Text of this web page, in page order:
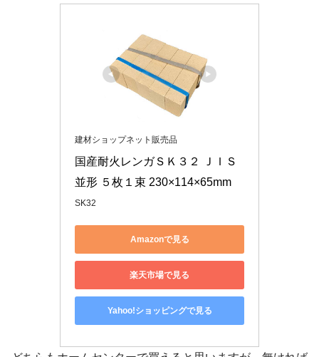
建材ショップネット販売品
国産耐火レンガＳＫ３２ ＪＩＳ
並形 ５枚１束 230×114×65mm
SK32
Amazonで見る
楽天市場で見る
Yahoo!ショッピングで見る